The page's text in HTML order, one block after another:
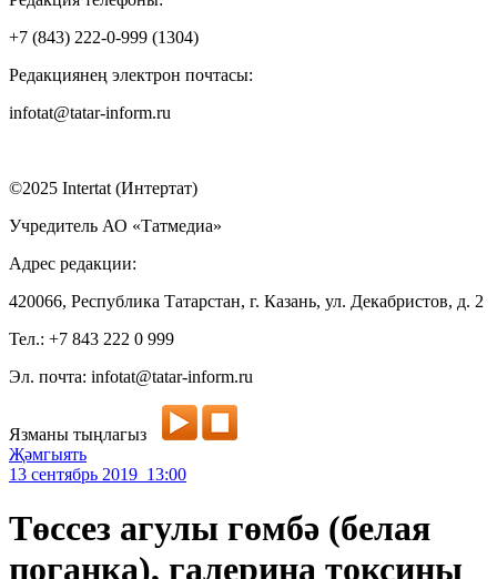
+7 (843) 222-0-999 (1304)
Редакциянең электрон почтасы:
infotat@tatar-inform.ru
©2025 Intertat (Интертат)
Учредитель АО «Татмедиа»
Адрес редакции:
420066, Республика Татарстан, г. Казань, ул. Декабристов, д. 2
Тел.: +7 843 222 0 999
Эл. почта: infotat@tatar-inform.ru
Язманы тыңлагыз
Җәмгыять
13 сентябрь 2019 13:00
Төссез агулы гөмбә (белая
поганка), галерина токсины